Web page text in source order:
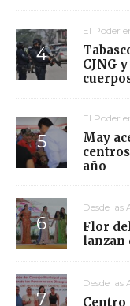
El Poder
CJNG
El Poder
May
año
Desde las
Flor
lanzan
Desde las
Centro